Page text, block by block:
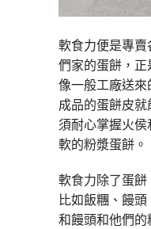
軟食力便是專
們家的蛋餅，
像一般工廠送
成品的蛋餅皮
須耐心掌握火
軟的粉漿蛋餅。
軟食力除了蛋餅
比如飯糰、饅
和饅頭和他們